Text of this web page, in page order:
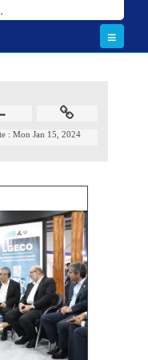
: Mon Jan 15, 2024